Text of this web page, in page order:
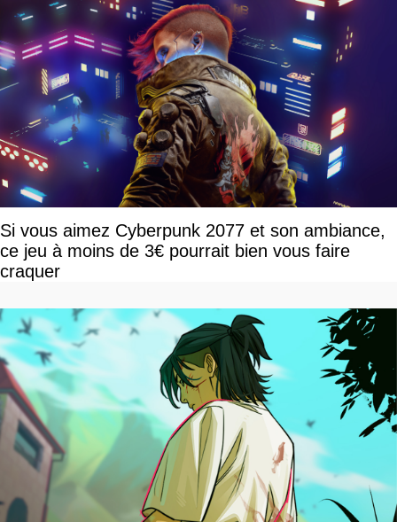
Si vous aimez Cyberpunk 2077 et son ambiance,
ce jeu à moins de 3€ pourrait bien vous faire
craquer